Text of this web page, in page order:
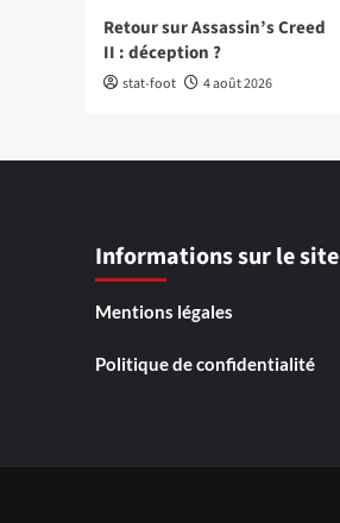
Retour sur Assassin’s Creed
II : déception ?
stat-foot 4 août 2026
Informations sur le site
Mentions légales
Politique de confidentialité